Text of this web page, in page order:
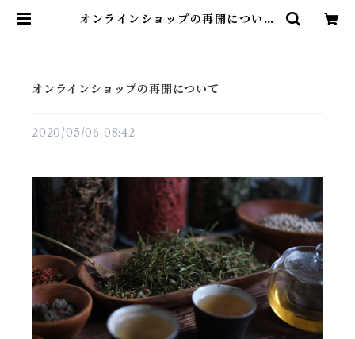
オンラインショップの再開について
オンラインショップの再開について
2020/05/06 08:42